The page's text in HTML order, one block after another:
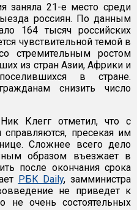
заняла 21-е место среди
россиян. По данным
164 тысяч российских
чувствительной темой в
стремительным ростом
из стран Азии, Африки и
в стране.
снизить число
Клегг отметил, что с
пресекая им
Сложнее всего дело
образом въезжает в
после окончания срока
РБК Daily, замминистра
не приведет к
не очень состоятельных